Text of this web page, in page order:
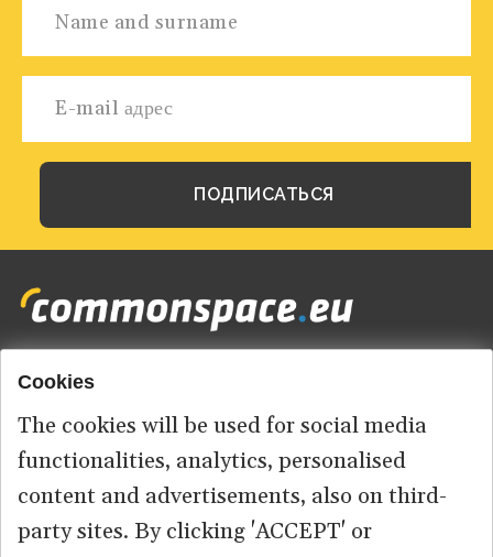
Footer
menu
HOME
ABOUT US
КОНТАКТ
Cookies
The cookies will be used for social media
functionalities, analytics, personalised
content and advertisements, also on third-
party sites. By clicking 'ACCEPT' or